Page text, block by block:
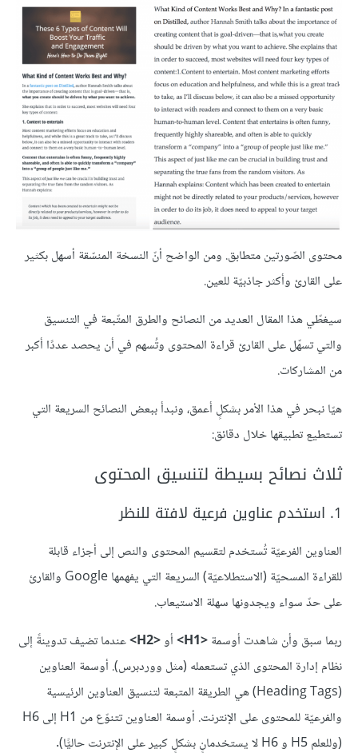
محتوى الصّورتين متطابق. ومن الواضح أنّ النسخة المنسّقة أسهل بكثير
على القارئ وأكثر جاذبيّة للعين.
سيغطّي هذا المقال العديد من النصائح والطرق المتّبعة في التنسيق
والتي تسهّل على القارئ قراءة المحتوى وتُسهم في أن يحصد عددًا أكبر
من المشاركات.
هيّا نبحر في هذا الأمر بشكلٍ أعمق، ونبدأ ببعض النصائح السريعة التي
تستطيع تطبيقها خلال دقائق:
ثلاث نصائح بسيطة لتنسيق المحتوى
1. استخدم عناوين فرعية لافتة للنظر
العناوين الفرعيّة تُستخدم لتقسيم المحتوى والنص إلى أجزاء قابلة
للقراءة المسحيّة (الاستطلاعيّة) السريعة التي يفهمها Google والقارئ
على حدّ سواء ويجدونها سهلة الاستيعاب.
ربما سبق وأن شاهدت أوسمة<H1> أو<H2>
عندما تضيف تدوينةً إلى
نظام إدارة المحتوى الذي تستعمله (مثل ووردبرس). أوسمة العناوين
(Heading Tags) هي الطريقة المتبعة لتنسيق العناوين الرئيسية
والفرعيّة للمحتوى على الإنترنت. أوسمة العناوين تتنوّع من H1 إلى H6
(وللعلم H5 و H6 لا يستخدمانٍ بشكلٍ كبير على الإنترنت حاليًّا).